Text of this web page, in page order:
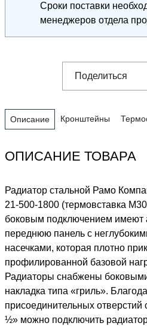
Сроки поставки
менеджеров отдела
Поделиться
Описание Кронштейны
ОПИСАНИЕ ТОВАРА
Радиатор стальной Рамо
21-500-1800 (термовставка
боковым подключением имеют
переднюю панель с
насечками, которая плотно
профилированной базовой
Радиаторы снабжены
накладка типа «гриль».
присоединительных отверстий
½» можно подключить